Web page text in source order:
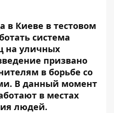
в Киеве в тестовом
система
на уличных
призвано
в борьбе со
В данный момент
в местах
людей.